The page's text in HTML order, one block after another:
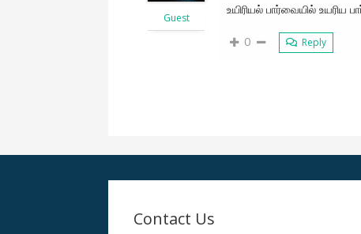
Guest
உயிரியல் பார்வையில்
0 Reply
Contact Us